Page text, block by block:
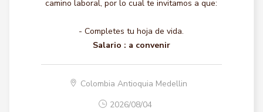
camino laboral, por lo cual te invitamos a que:
- Completes tu hoja de vida.
Salario : a convenir
Colombia Antioquia Medellin
2026/08/04